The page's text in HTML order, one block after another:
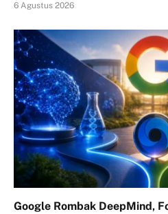
6 Agustus 2026
Google Rombak DeepMind,